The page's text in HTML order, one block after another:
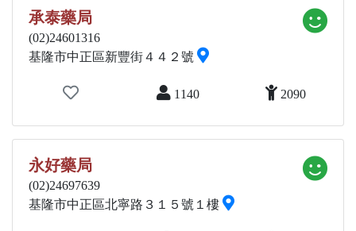
承泰藥局
(02)24601316
基隆市中正區新豐街４４２號
1140 2090
永好藥局
(02)24697639
基隆市中正區北寧路３１５號１樓